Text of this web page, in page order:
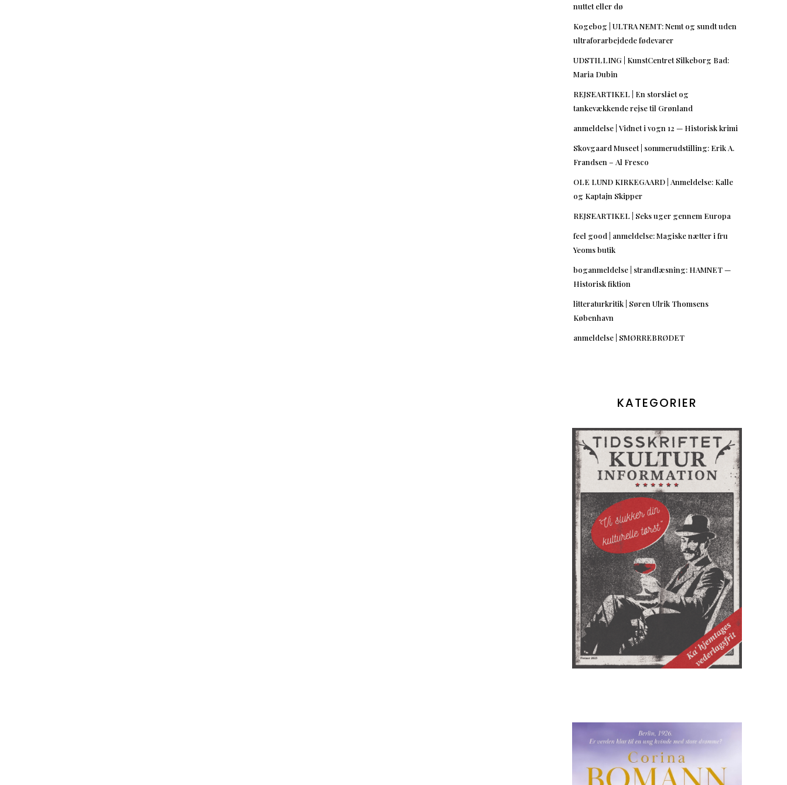
nuttet eller dø
Kogebog | ULTRA NEMT: Nemt og sundt uden
ultraforarbejdede fødevarer
UDSTILLING | KunstCentret Silkeborg Bad:
Maria Dubin
REJSEARTIKEL | En storslået og
tankevækkende rejse til Grønland
anmeldelse | Vidnet i vogn 12 — Historisk krimi
Skovgaard Museet | sommerudstilling: Erik A.
Frandsen – Al Fresco
OLE LUND KIRKEGAARD | Anmeldelse: Kalle
og Kaptajn Skipper
REJSEARTIKEL | Seks uger gennem Europa
feel good | anmeldelse: Magiske nætter i fru
Yeoms butik
boganmeldelse | strandlæsning: HAMNET —
Historisk fiktion
litteraturkritik | Søren Ulrik Thomsens
København
anmeldelse | SMØRREBRØDET
KATEGORIER